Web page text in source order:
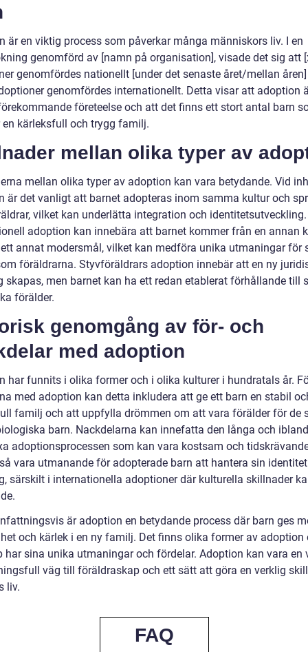
är en viktig process som påverkar många människors liv. I en
genomförd av [namn på organisation], visade det sig att
genomfördes nationellt [under det senaste året/mellan
genomfördes internationellt. Detta visar att adoption
företeelse och att det finns ett stort antal barn
en kärleksfull och trygg familj.
mellan olika typer av
mellan olika typer av adoption kan vara betydande. Vid
är det vanligt att barnet adopteras inom samma kultur och
vilket kan underlätta integration och identitetsutveckling.
adoption kan innebära att barnet kommer från en annan
annat modersmål, vilket kan medföra unika utmaningar för
föräldrarna. Styvföräldrars adoption innebär att en ny
skapas, men barnet kan ha ett redan etablerat förhållande till
förälder.
genomgång av för- och
med adoption
har funnits i olika former och i olika kulturer i hundratals år.
med adoption kan detta inkludera att ge ett barn en stabil
familj och att uppfylla drömmen om att vara förälder för de
barn. Nackdelarna kan innefatta den långa och ibland
adoptionsprocessen som kan vara kostsam och
vara utmanande för adopterade barn att hantera sin
särskilt i internationella adoptioner där kulturella skillnader
är adoption en betydande process där barn ges
och kärlek i en ny familj. Det finns olika former av adoption
har sina unika utmaningar och fördelar. Adoption kan vara en
väg till föräldraskap och ett sätt att göra en verklig
liv.
FAQ